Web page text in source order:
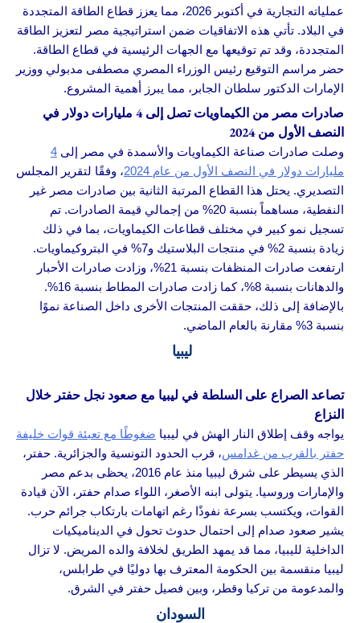
عملياته التجارية في أكتوبر 2026، مما يعزز قطاع الطاقة المتجددة
في البلاد. تأتي هذه الاتفاقيات ضمن استراتيجية مصر لتعزيز الطاقة
المتجددة، وقد تم توقيعها مع الجهات الرئيسية في قطاع الطاقة.
حضر مراسم التوقيع رئيس الوزراء المصري مصطفى مدبولي ووزير
الإمارات الدكتور سلطان الجابر، مما يبرز أهمية المشروع.
صادرات مصر من الكيماويات تصل إلى 4 مليارات دولار في
النصف الأول من 2024
وصلت صادرات صناعة الكيماويات والأسمدة في مصر إلى 4
مليارات دولار في النصف الأول من عام 2024
، وفقًا لتقرير المجلس
التصديري. يحتل هذا القطاع المرتبة الثانية بين صادرات مصر غير
النفطية، مساهماً بنسبة 20% من إجمالي قيمة الصادرات. تم
تسجيل نمو كبير في مختلف قطاعات الكيماويات، بما في ذلك
زيادة بنسبة 2% في منتجات البلاستيك و7% في البتروكيماويات.
ارتفعت صادرات المنظفات بنسبة 21%، وزادت صادرات الأحبار
والدهانات بنسبة 8%، كما زادت صادرات المطاط بنسبة 16%.
بالإضافة إلى ذلك، حققت المنتجات الأخرى داخل الصناعة نموًا
بنسبة 3% مقارنة بالعام الماضي.
ليبيا
تصاعد الصراع على السلطة في ليبيا مع صعود نجل حفتر خلال
النزاع
يواجه وقف إطلاق النار الهش في ليبيا ضغوطًا مع تعبئة قوات خليفة
حفتر بالقرب من غدامس، قرب الحدود التونسية والجزائرية. حفتر،
الذي يسيطر على شرق ليبيا منذ عام 2016، يحظى بدعم مصر
والإمارات وروسيا. يتولى ابنه الأصغر، اللواء صدام حفتر، الآن قيادة
القوات، ويكتسب بسرعة نفوذًا رغم اتهامات بارتكاب جرائم حرب.
يشير صعود صدام إلى احتمال حدوث تحول في الديناميكيات
الداخلية لليبيا، مما قد يمهد الطريق لخلافة والده المريض. لا تزال
ليبيا منقسمة بين الحكومة المعترف بها دوليًا في طرابلس،
والمدعومة من تركيا وقطر، وبين فصيل حفتر في الشرق.
السودان